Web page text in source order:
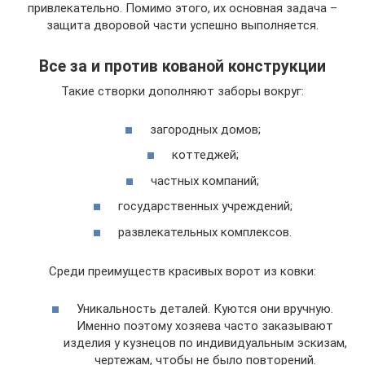
привлекательно. Помимо этого, их основная задача –
защита дворовой части успешно выполняется.
Все за и против кованой конструкции
Такие створки дополняют заборы вокруг:
загородных домов;
коттеджей;
частных компаний;
государственных учреждений;
развлекательных комплексов.
Среди преимуществ красивых ворот из ковки:
Уникальность деталей. Куются они вручную.
Именно поэтому хозяева часто заказывают
изделия у кузнецов по индивидуальным эскизам,
чертежам, чтобы не было повторений.